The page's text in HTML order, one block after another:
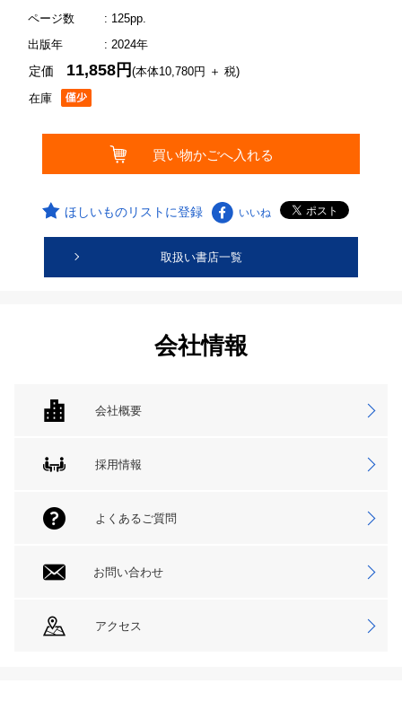
ページ数
: 125pp.
出版年
: 2024年
在庫
定価 11,858円(本体10,780円 ＋ 税)
ほしいものリストに登録 いいね
取扱い書店一覧
会社情報
会社概要
採用情報
よくあるご質問
お問い合わせ
アクセス